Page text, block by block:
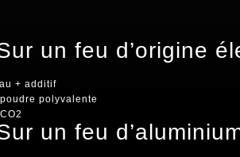
un feu d’origine
+ additif
polyvalente
un feu